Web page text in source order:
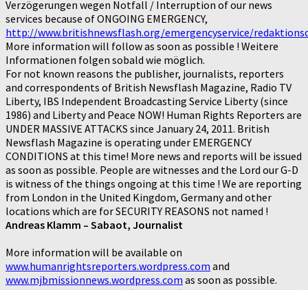
Verzögerungen wegen Notfall / Interruption of our news
services because of ONGOING EMERGENCY,
http://www.britishnewsflash.org/emergencyservice/
More information will follow as soon as possible ! Weitere
Informationen folgen sobald wie möglich.
For not known reasons the publisher, journalists, reporters
and correspondents of British Newsflash Magazine, Radio TV
Liberty, IBS Independent Broadcasting Service Liberty (since
1986) and Liberty and Peace NOW! Human Rights Reporters are
UNDER MASSIVE ATTACKS since January 24, 2011. British
Newsflash Magazine is operating under EMERGENCY
CONDITIONS at this time! More news and reports will be issued
as soon as possible. People are witnesses and the Lord our G-D
is witness of the things ongoing at this time ! We are reporting
from London in the United Kingdom, Germany and other
locations which are for SECURITY REASONS not named !
Andreas Klamm – Sabaot, Journalist
More information will be available on
www.humanrightsreporters.wordpress.com and
www.mjbmissionnews.wordpress.com as soon as possible.